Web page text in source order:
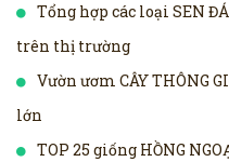
Tổng hợp các loại SEN
trên thị trường
Vườn ươm CÂY THÔNG
lớn
TOP 25 giống HỒNG